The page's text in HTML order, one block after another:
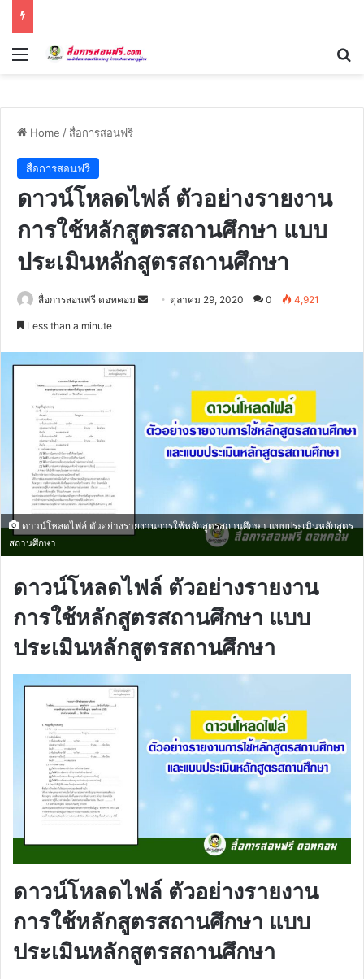
Menu
Home / สื่อการสอนฟรี
สื่อการสอนฟรี
ดาวน์โหลดไฟล์ ตัวอย่างรายงาน
การใช้หลักสูตรสถานศึกษา แบบ
ประเมินหลักสูตรสถานศึกษา
สื่อการสอนฟรี ดอทคอม
Send ตุลาคม 29, 2020 0 4,921
Less than a minute
ดาวน์โหลดไฟล์ ตัวอย่างรายงานการใช้หลักสูตรสถานศึกษา แบบประเมินหลักสูตร
สถานศึกษา
ดาวน์โหลดไฟล์ ตัวอย่างรายงาน
การใช้หลักสูตรสถานศึกษา แบบ
ประเมินหลักสูตรสถานศึกษา
ดาวน์โหลดไฟล์ ตัวอย่างรายงาน
การใช้หลักสูตรสถานศึกษา แบบ
ประเมินหลักสูตรสถานศึกษา